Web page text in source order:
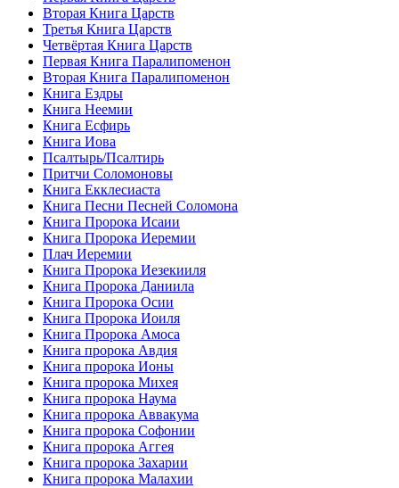
Вторая Книга Царств
Третья Книга Царств
Четвёртая Книга Царств
Первая Книга Паралипоменон
Вторая Книга Паралипоменон
Книга Ездры
Книга Неемии
Книга Есфирь
Книга Иова
Псалтырь/Псалтирь
Притчи Соломоновы
Книга Екклесиаста
Книга Песни Песней Соломона
Книга Пророка Исаии
Книга Пророка Иеремии
Плач Иеремии
Книга Пророка Иезекииля
Книга Пророка Даниила
Книга Пророка Осии
Книга Пророка Иоиля
Книга Пророка Амоса
Книга пророка Авдия
Книга пророка Ионы
Книга пророка Михея
Книга пророка Наума
Книга пророка Аввакума
Книга пророка Софонии
Книга пророка Аггея
Книга пророка Захарии
Книга пророка Малахии